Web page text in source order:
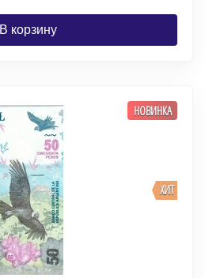
В корзину
ХИТ
НОВИНКА